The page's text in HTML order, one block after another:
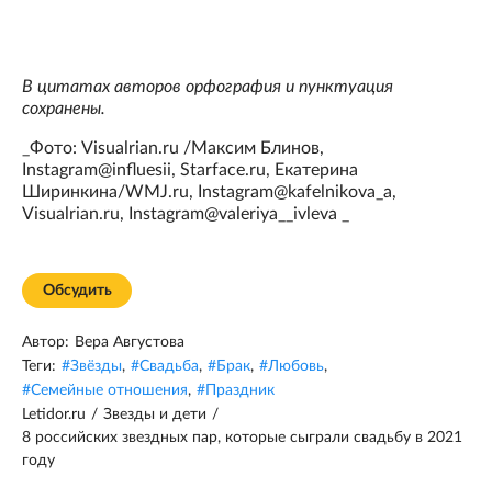
В цитатах авторов орфография и пунктуация
сохранены.
_Фото: Visualrian.ru /Максим Блинов,
Instagram@influesii, Starface.ru, Екатерина
Ширинкина/WMJ.ru, Instagram@kafelnikova_a,
Visualrian.ru, Instagram@valeriya__ivleva _
Обсудить
Автор: Вера Августова
Теги: #Звёзды, #Свадьба, #Брак, #Любовь,
#Семейные отношения, # Праздник
Letidor.ru / Звезды и дети /
8 российских звездных пар, которые сыграли свадьбу в 2021
году